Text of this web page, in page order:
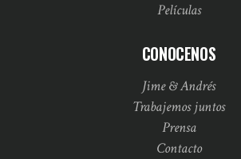
Películas
CONOCENOS
Jime & Andrés
Trabajemos juntos
Prensa
Contacto